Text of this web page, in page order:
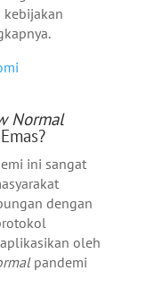
Normal
ini sangat
dengan
oleh
pandemi